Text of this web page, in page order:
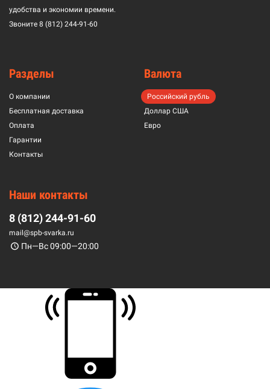
удобства и экономии времени.
Звоните 8 (812) 244-91-60
Разделы
О компании
Бесплатная доставка
Оплата
Гарантии
Контакты
Валюта
Российский рубль
Доллар США
Евро
Наши контакты
8 (812) 244-91-60
mail@spb-svarka.ru
Пн—Вс 09:00—20:00